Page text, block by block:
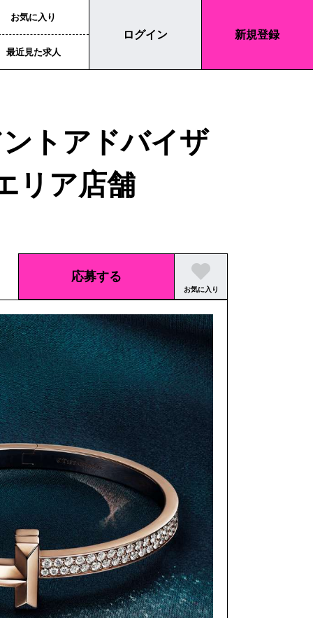
お気に入り
最近見た求人
ログイン 新規登録
トアドバイザ
リア店舗
応募する
お気に入り